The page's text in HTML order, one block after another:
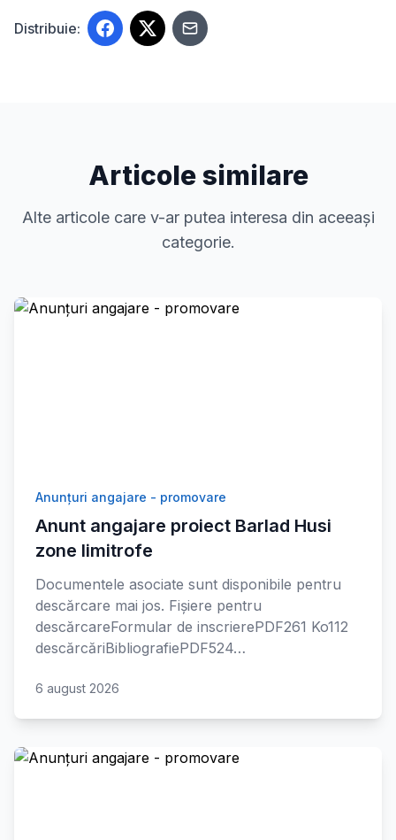
Distribuie:
Articole similare
Alte articole care v-ar putea interesa din aceeași
categorie.
Anunțuri angajare - promovare
Anunt angajare proiect Barlad Husi
zone limitrofe
Documentele asociate sunt disponibile pentru
descărcare mai jos. Fișiere pentru
descărcareFormular de inscrierePDF261 Ko112
descărcăriBibliografiePDF524…
6 august 2026